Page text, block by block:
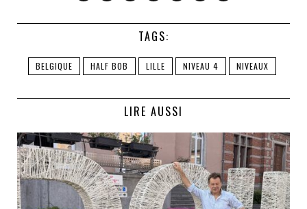
TAGS:
BELGIQUE HALF BOB LILLE NIVEAU 4 NIVEAUX
LIRE AUSSI